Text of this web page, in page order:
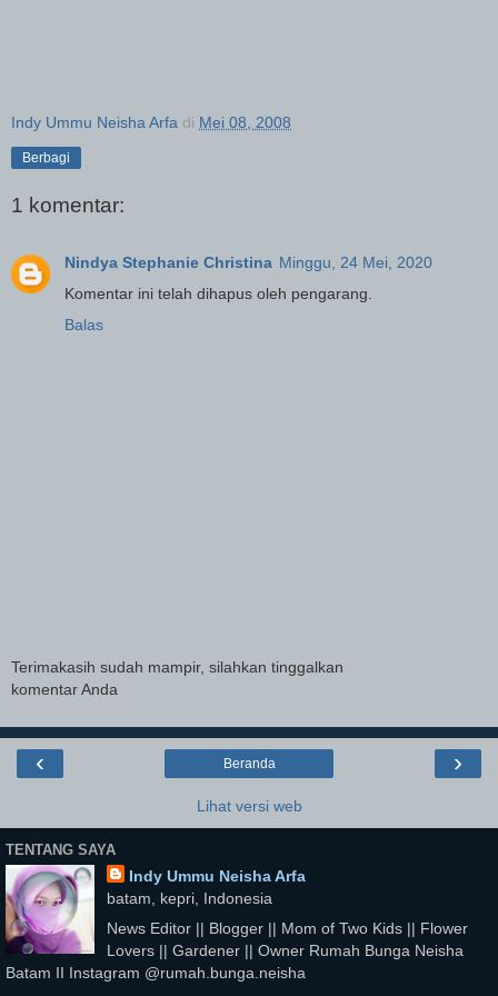
Indy Ummu Neisha Arfa di Mei 08, 2008
Berbagi
1 komentar:
Nindya Stephanie Christina Minggu, 24 Mei, 2020
Komentar ini telah dihapus oleh pengarang.
Balas
Terimakasih sudah mampir, silahkan tinggalkan
komentar Anda
‹ ›
Beranda
Lihat versi web
TENTANG SAYA
Indy Ummu Neisha Arfa
batam, kepri, Indonesia
News Editor || Blogger || Mom of Two Kids || Flower
Lovers || Gardener || Owner Rumah Bunga Neisha
Batam II Instagram @rumah.bunga.neisha